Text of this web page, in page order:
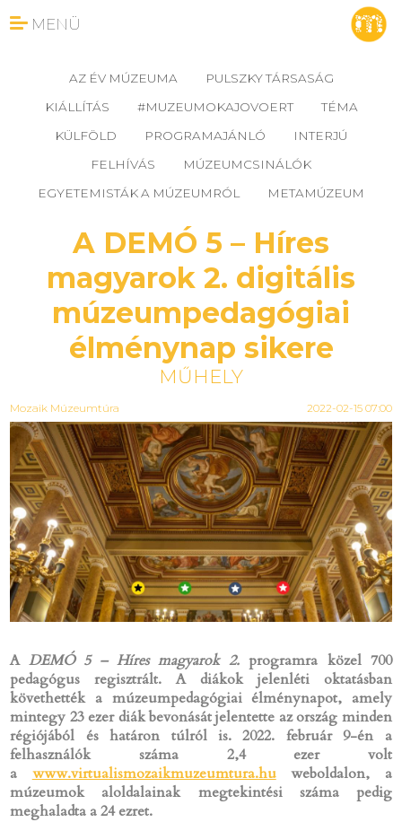
MENÜ
AZ ÉV MÚZEUMA
PULSZKY TÁRSASÁG
KIÁLLÍTÁS
#MUZEUMOKAJOVOERT
TÉMA
KÜLFÖLD
PROGRAMAJÁNLÓ
INTERJÚ
FELHÍVÁS
MÚZEUMCSINÁLÓK
EGYETEMISTÁK A MÚZEUMRÓL
METAMÚZEUM
A DEMÓ 5 – Híres
magyarok 2. digitális
múzeumpedagógiai
élménynap sikere
MŰHELY
Mozaik Múzeumtúra 2022-02-15 07:00
ADEMÓ 5 – Híres magyarok 2. programra közel 700
pedagógus regisztrált. A diákok jelenléti oktatásban
követhették a múzeumpedagógiai élménynapot, amely
mintegy 23 ezer diák bevonását jelentette az ország minden
régiójából és határon túlról is. 2022. február 9-én a
felhasználók száma 2,4 ezer volt
a www.virtualismozaikmuzeumtura.huweboldalon, a
múzeumok aloldalainak megtekintési száma pedig
meghaladta a 24 ezret.